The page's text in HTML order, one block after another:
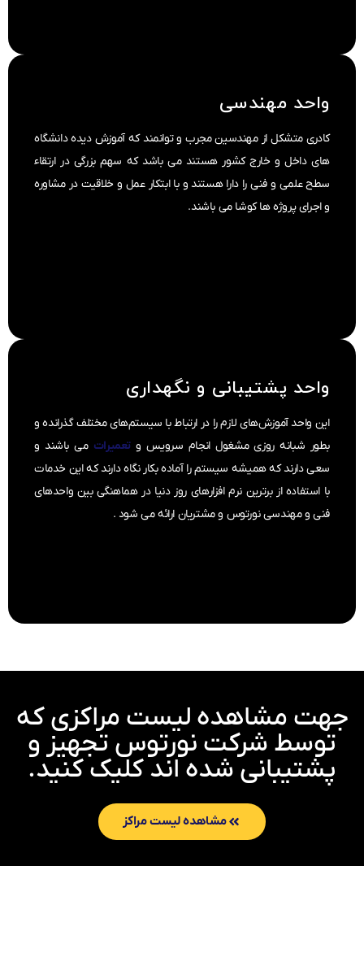
واحد مهندسی
کادری متشکل از مهندسین مجرب و توانمند که آموزش دیده دانشگاه
های داخل و خارج کشور هستند می باشد که سهم بزرگی در ارتقاء
سطح علمی و فنی را دارا هستند و با ابتکار عمل و خلاقیت در مشاوره
و اجرای پروژه ها کوشا می باشند.
واحد پشتیبانی و نگهداری
این واحد آموزش‌های لازم را در ارتباط با سیستم‌های مختلف گذرانده و
بطور شبانه روزی مشغول انجام سرویس و تعمیرات می باشند و
سعی دارند که همیشه سیستم را آماده بکار نگاه دارند که این خدمات
با استفاده از برترین نرم افزارهای روز دنیا در هماهنگی بین واحدهای
فنی و مهندسی نورتوس و مشتریان ارائه می شود .
جهت مشاهده لیست مراکزی که
توسط شرکت نورتوس تجهیز و
پشتیبانی شده اند کلیک کنید.
مشاهده لیست مراکز